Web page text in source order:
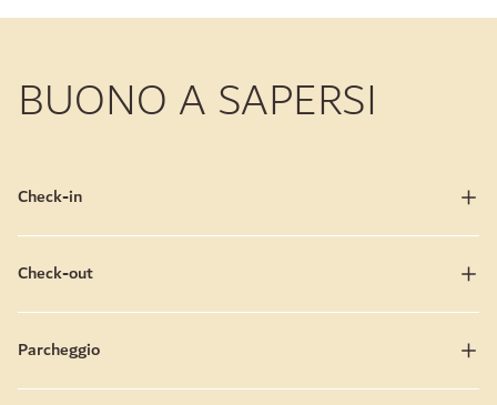
BUONO A SAPERSI
Check-in
Check-out
Parcheggio